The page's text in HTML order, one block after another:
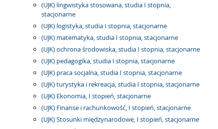
(UJK) lingwistyka stosowana, studia I stopnia,
stacjonarne
(UJK) logistyka, studia I stopnia, stacjonarne
(UJK) matematyka, studia I stopnia, stacjonarne
(UJK) ochrona środowiska, studia I stopnia, stacjonarne
(UJK) pedagogika, studia I stopnia, stacjonarne
(UJK) praca socjalna, studia I stopnia, stacjonarne
(UJK) turystyka i rekreacja, studia I stopnia, stacjonarne
(UJK) Ekonomia, I stopień, stacjonarne
(UJK) Finanse i rachunkowość, I stopień, stacjonarne
(UJK) Stosunki międzynarodowe, I stopień, stacjonarne